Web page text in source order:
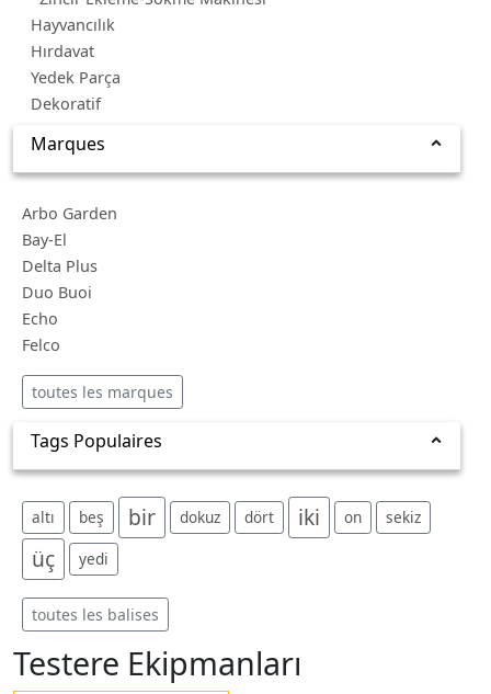
Hayvancılık
Hırdavat
Yedek Parça
Dekoratif
Marques
Arbo Garden
Bay-El
Delta Plus
Duo Buoi
Echo
Felco
toutes les marques
Tags Populaires
altı beş bir dokuz dört iki on sekiz
üç yedi
toutes les balises
Testere Ekipmanları